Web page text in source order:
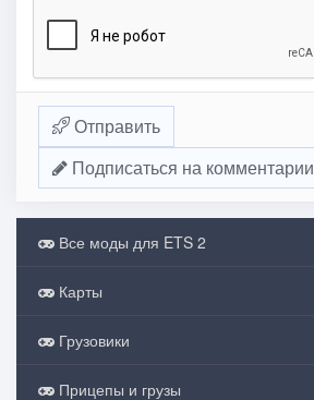
Отправить
Подписаться на комментарии
Все моды для ETS 2
Карты
Грузовики
Прицепы и грузы